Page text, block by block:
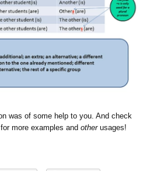
was of some help to you. And check
more examples andotherusages!